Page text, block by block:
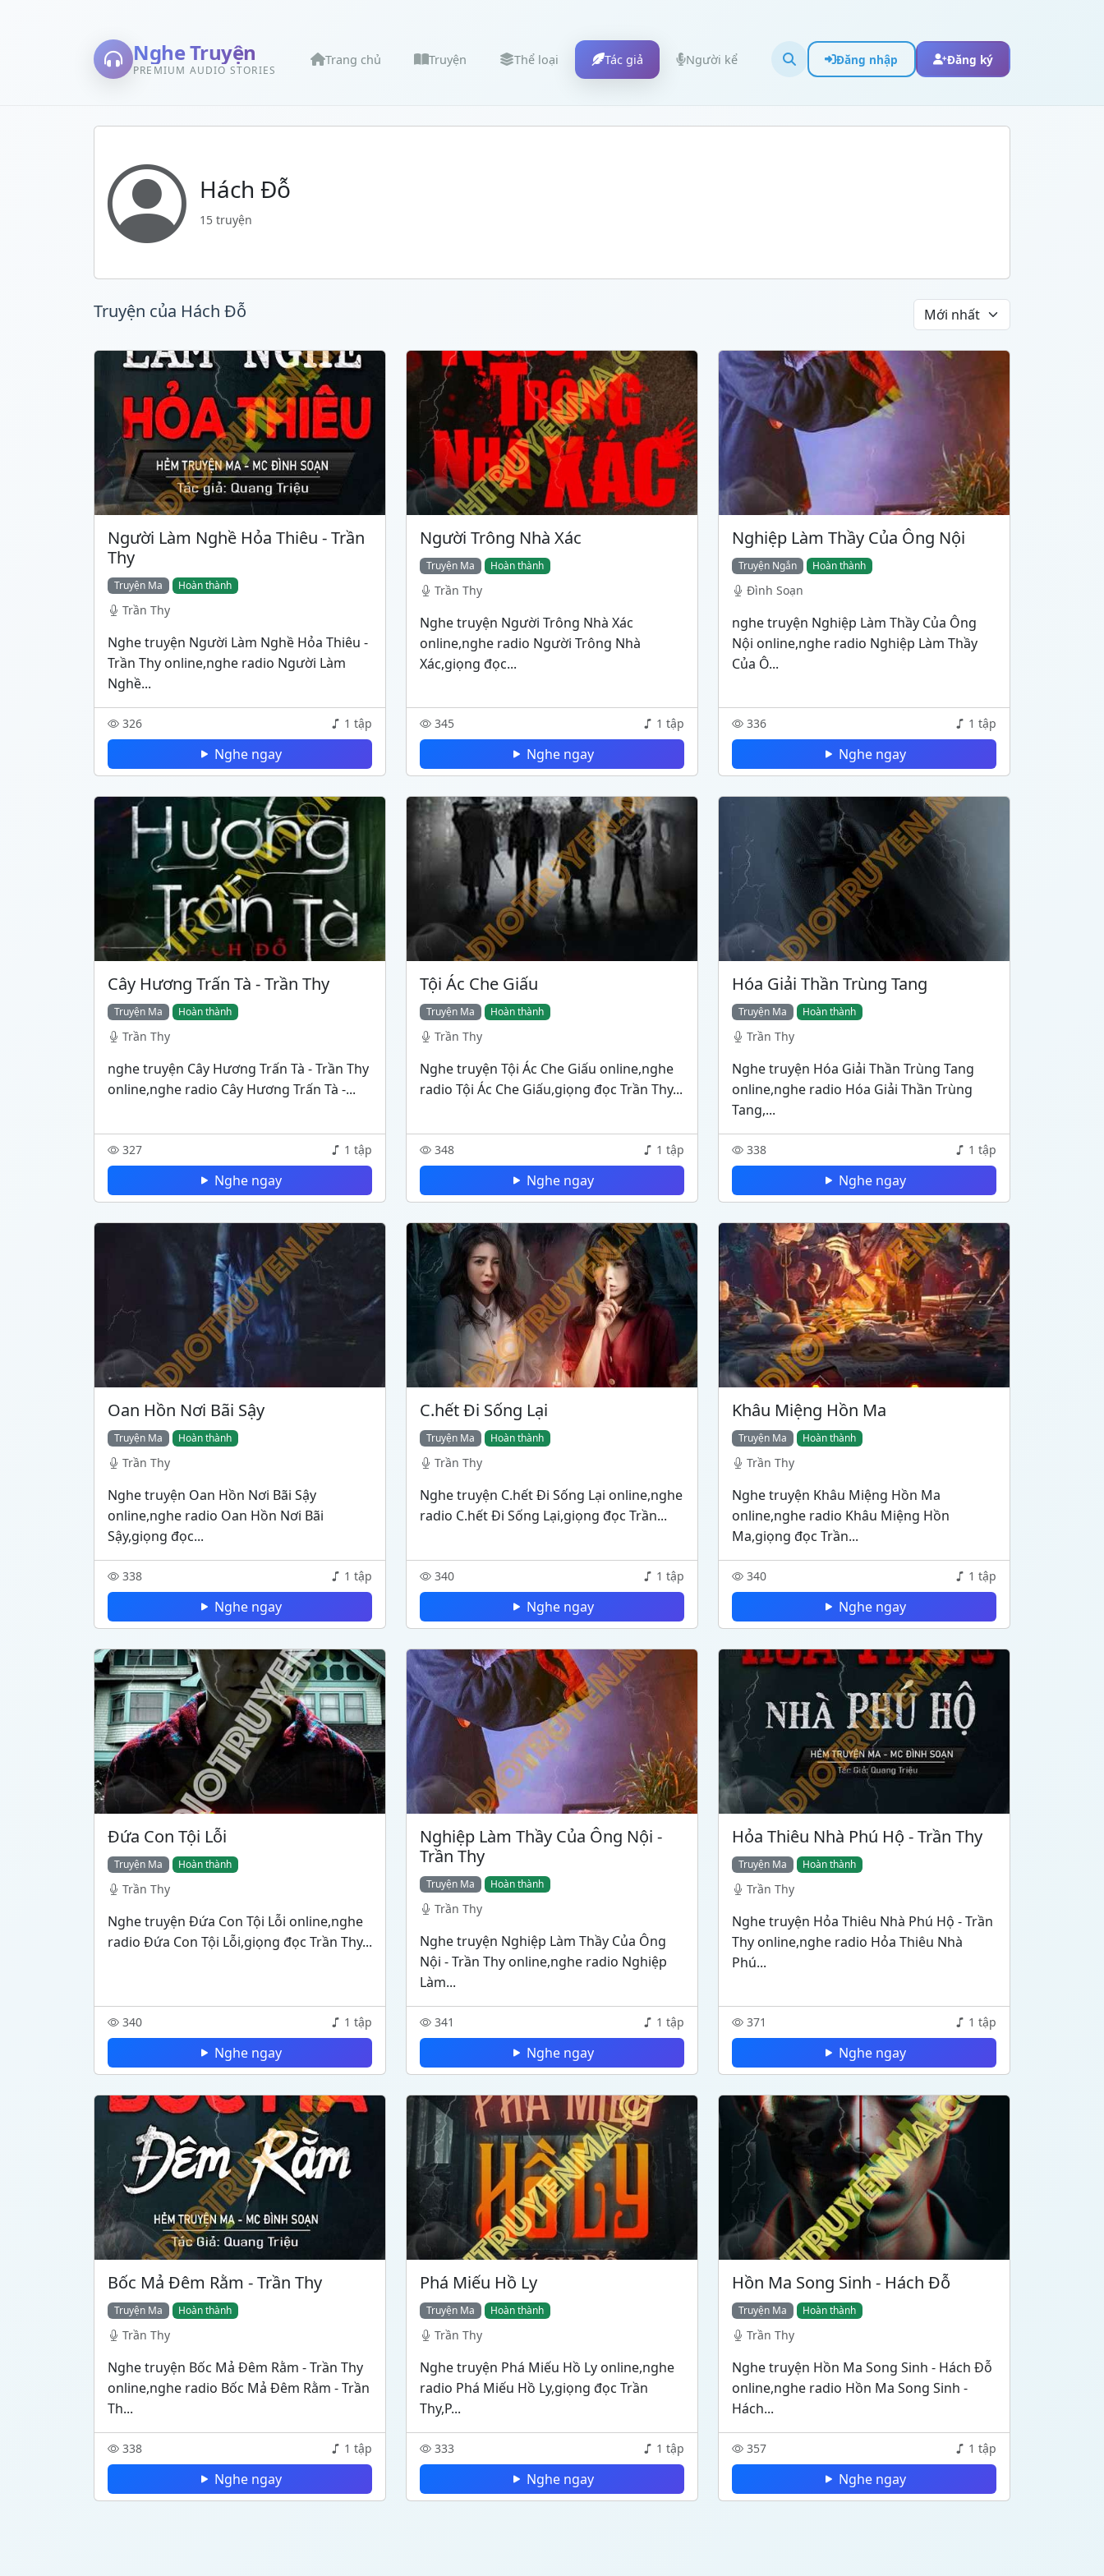
Nghe Truyện
PREMIUM AUDIO STORIES
Trang chủ Truyện Thể loại Tác giả Người kể Đăng nhập Đăng ký
Hách Đỗ
15 truyện
Truyện của Hách Đỗ
Người Làm Nghề Hỏa Thiêu - Trần
Thy
Truyện Ma Hoàn thành
Trần Thy
Nghe truyện Người Làm Nghề Hỏa Thiêu -
Trần Thy online,nghe radio Người Làm
Nghề...
326 1 tập
Nghe ngay
Người Trông Nhà Xác
Truyện Ma Hoàn thành
Trần Thy
Nghe truyện Người Trông Nhà Xác
online,nghe radio Người Trông Nhà
Xác,giọng đọc...
345 1 tập
Nghe ngay
Nghiệp Làm Thầy Của Ông Nội
Truyện Ngắn Hoàn thành
Đình Soạn
nghe truyện Nghiệp Làm Thầy Của Ông
Nội online,nghe radio Nghiệp Làm Thầy
Của Ô...
336 1 tập
Nghe ngay
Cây Hương Trấn Tà - Trần Thy
Truyện Ma Hoàn thành
Trần Thy
nghe truyện Cây Hương Trấn Tà - Trần Thy
online,nghe radio Cây Hương Trấn Tà -...
327 1 tập
Nghe ngay
Tội Ác Che Giấu
Truyện Ma Hoàn thành
Trần Thy
Nghe truyện Tội Ác Che Giấu online,nghe
radio Tội Ác Che Giấu,giọng đọc Trần Thy...
348 1 tập
Nghe ngay
Hóa Giải Thần Trùng Tang
Truyện Ma Hoàn thành
Trần Thy
Nghe truyện Hóa Giải Thần Trùng Tang
online,nghe radio Hóa Giải Thần Trùng
Tang,...
338 1 tập
Nghe ngay
Oan Hồn Nơi Bãi Sậy
Truyện Ma Hoàn thành
Trần Thy
Nghe truyện Oan Hồn Nơi Bãi Sậy
online,nghe radio Oan Hồn Nơi Bãi
Sậy,giọng đọc...
338 1 tập
Nghe ngay
C.hết Đi Sống Lại
Truyện Ma Hoàn thành
Trần Thy
Nghe truyện C.hết Đi Sống Lại online,nghe
radio C.hết Đi Sống Lại,giọng đọc Trần...
340 1 tập
Nghe ngay
Khâu Miệng Hồn Ma
Truyện Ma Hoàn thành
Trần Thy
Nghe truyện Khâu Miệng Hồn Ma
online,nghe radio Khâu Miệng Hồn
Ma,giọng đọc Trần...
340 1 tập
Nghe ngay
Đứa Con Tội Lỗi
Truyện Ma Hoàn thành
Trần Thy
Nghe truyện Đứa Con Tội Lỗi online,nghe
radio Đứa Con Tội Lỗi,giọng đọc Trần Thy...
340 1 tập
Nghe ngay
Nghiệp Làm Thầy Của Ông Nội -
Trần Thy
Truyện Ma Hoàn thành
Trần Thy
Nghe truyện Nghiệp Làm Thầy Của Ông
Nội - Trần Thy online,nghe radio Nghiệp
Làm...
341 1 tập
Nghe ngay
Hỏa Thiêu Nhà Phú Hộ - Trần Thy
Truyện Ma Hoàn thành
Trần Thy
Nghe truyện Hỏa Thiêu Nhà Phú Hộ - Trần
Thy online,nghe radio Hỏa Thiêu Nhà
Phú...
371 1 tập
Nghe ngay
Bốc Mả Đêm Rằm - Trần Thy
Truyện Ma Hoàn thành
Trần Thy
Nghe truyện Bốc Mả Đêm Rằm - Trần Thy
online,nghe radio Bốc Mả Đêm Rằm - Trần
Th...
338 1 tập
Nghe ngay
Phá Miếu Hồ Ly
Truyện Ma Hoàn thành
Trần Thy
Nghe truyện Phá Miếu Hồ Ly online,nghe
radio Phá Miếu Hồ Ly,giọng đọc Trần
Thy,P...
333 1 tập
Nghe ngay
Hồn Ma Song Sinh - Hách Đỗ
Truyện Ma Hoàn thành
Trần Thy
Nghe truyện Hồn Ma Song Sinh - Hách Đỗ
online,nghe radio Hồn Ma Song Sinh -
Hách...
357 1 tập
Nghe ngay